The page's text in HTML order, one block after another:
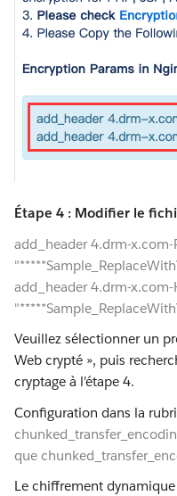
Étape 4 : Modifier le
add_header 4.drm-x.com-
add_header 4.drm-x.com-
Veuillez sélectionner un
Web crypté », puis
cryptage à l'étape 4.
Configuration dans la
que
Le chiffrement